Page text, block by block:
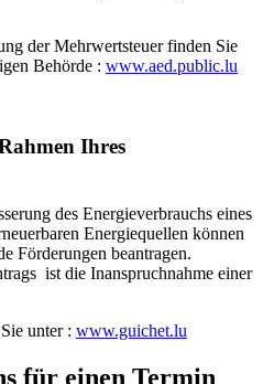
der Mehrwertsteuer finden Sie
Behörde : www.aed.public.lu
Ihres
des Energieverbrauchs eines
Energiequellen können
Förderungen beantragen.
ist die Inanspruchnahme einer
unter : www.guichet.lu
für einen Termin